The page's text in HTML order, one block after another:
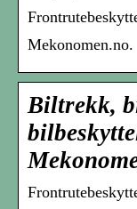
Mekonomen.no.
Biltrekk,